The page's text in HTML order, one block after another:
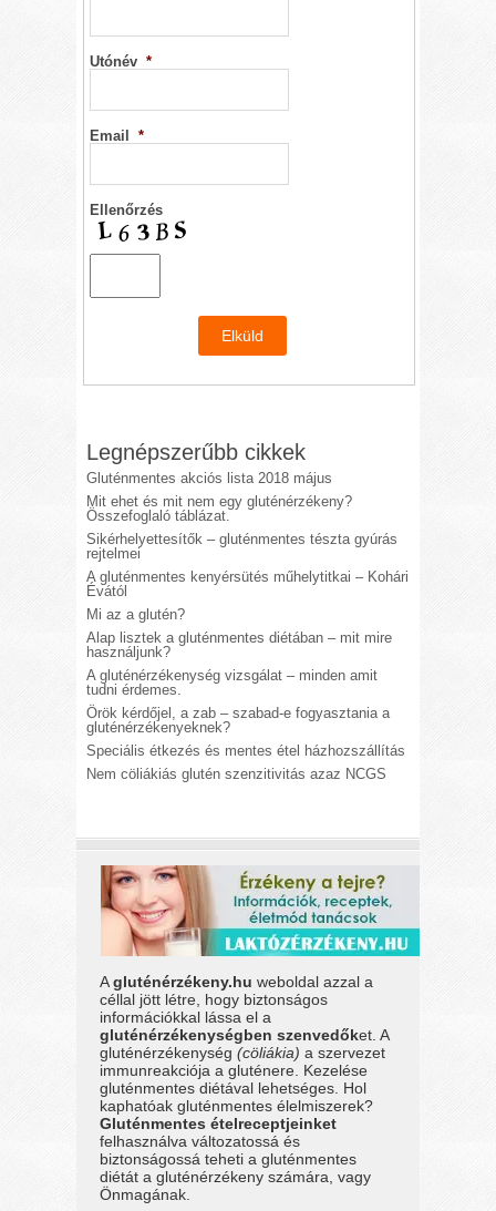
Utónév *
Email *
Ellenőrzés
Legnépszerűbb cikkek
Gluténmentes akciós lista 2018 május
Mit ehet és mit nem egy gluténérzékeny?
Összefoglaló táblázat.
Sikérhelyettesítők – gluténmentes tészta gyúrás
rejtelmei
A gluténmentes kenyérsütés műhelytitkai – Kohári
Évától
Mi az a glutén?
Alap lisztek a gluténmentes diétában – mit mire
használjunk?
A gluténérzékenység vizsgálat – minden amit
tudni érdemes.
Örök kérdőjel, a zab – szabad-e fogyasztania a
gluténérzékenyeknek?
Speciális étkezés és mentes étel házhozszállítás
Nem cöliákiás glutén szenzitivitás azaz NCGS
Agluténérzékeny.hu weboldal azzal a
céllal jött létre, hogy biztonságos
információkkal lássa el a
gluténérzékenységben szenvedőket. A
gluténérzékenység(cöliákia) a szervezet
immunreakciója a gluténere. Kezelése
gluténmentes diétával lehetséges. Hol
kaphatóak gluténmentes élelmiszerek?
Gluténmentes ételreceptjeinket
felhasználva változatossá és
biztonságossá teheti a gluténmentes
diétát a gluténérzékeny számára, vagy
Önmagának.